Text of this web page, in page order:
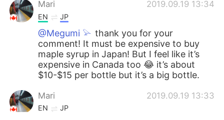
Mari 2019.09.19 13:34
EN JP
@Megumi 𓅫 thank you for your
comment! It must be expensive to buy
maple syrup in Japan! But I feel like it’s
expensive in Canada too 😂 it’s about
$10-$15 per bottle but it’s a big bottle.
Mari 2019.09.19 13:33
EN JP